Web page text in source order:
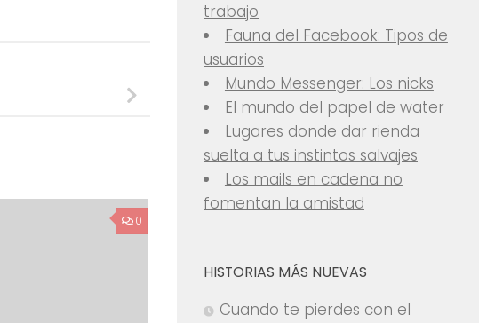
0
trabajo
Fauna del Facebook: Tipos de
usuarios
Mundo Messenger: Los nicks
El mundo del papel de water
Lugares donde dar rienda
suelta a tus instintos salvajes
Los mails en cadena no
fomentan la amistad
HISTORIAS MÁS NUEVAS
Cuando te pierdes con el